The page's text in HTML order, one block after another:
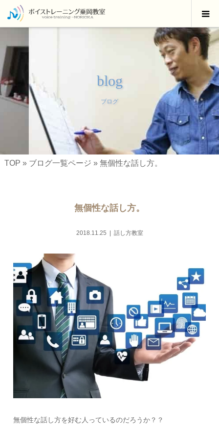
blog
ブログ
TOP » ブログ一覧ページ » 無個性な話し方。
無個性な話し方。
2018.11.25 話し方教室
無個性な話し方を好む人っているのだろうか？？